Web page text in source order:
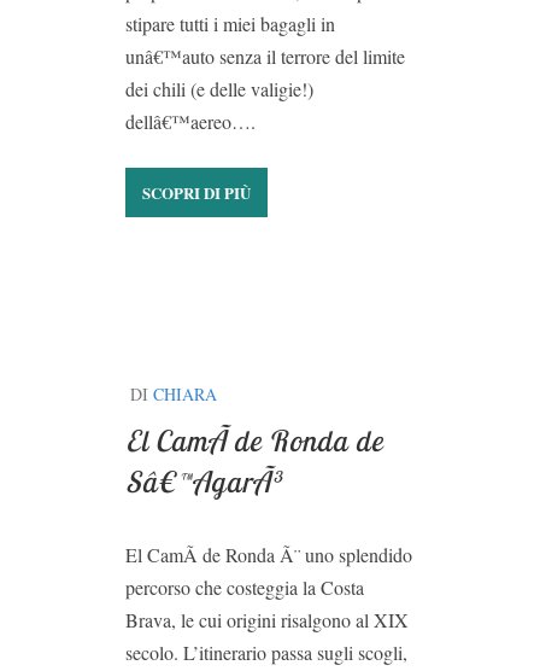
stipare tutti i miei bagagli in
unâ€™auto senza il terrore del limite
dei chili (e delle valigie!)
dellâ€™aereo….
SCOPRI DI PIÙ
DI CHIARA
El CamÃ­ de Ronda de
Sâ€™AgarÃ³
El CamÃ­ de Ronda Ã¨ uno splendido
percorso che costeggia la Costa
Brava, le cui origini risalgono al XIX
secolo. L’itinerario passa sugli scogli,